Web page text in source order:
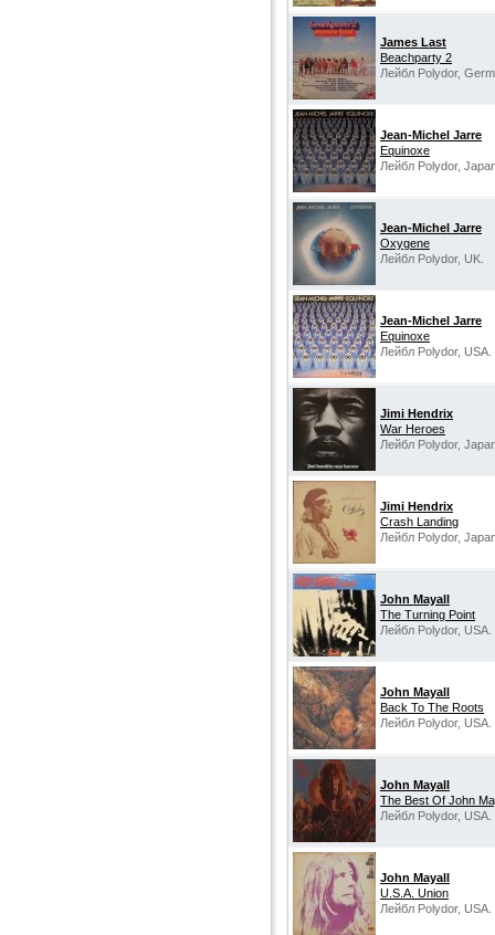
James Last
Beachparty 2
Лейбл Polydor,
Jean-Michel Jarre
Equinoxe
Лейбл Polydor,
Jean-Michel Jarre
Oxygene
Лейбл Polydor, UK.
Jean-Michel Jarre
Equinoxe
Лейбл Polydor, USA.
Jimi Hendrix
War Heroes
Лейбл Polydor,
Jimi Hendrix
Crash Landing
Лейбл Polydor,
John Mayall
The Turning Point
Лейбл Polydor, USA.
John Mayall
Back To The Roots
Лейбл Polydor, USA.
John Mayall
The Best Of John
Лейбл Polydor, USA.
John Mayall
U.S.A. Union
Лейбл Polydor, USA.